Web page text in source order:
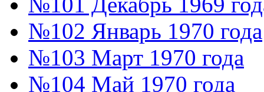
№102 Январь 1970 года
№103 Март 1970 года
№104 Май 1970 года